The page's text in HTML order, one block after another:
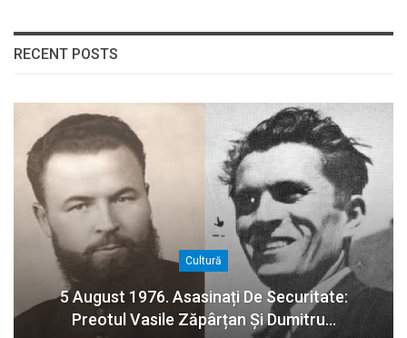
RECENT POSTS
Cultură
5 August 1976. Asasinați De Securitate:
Preotul Vasile Zăpârțan Și Dumitru…